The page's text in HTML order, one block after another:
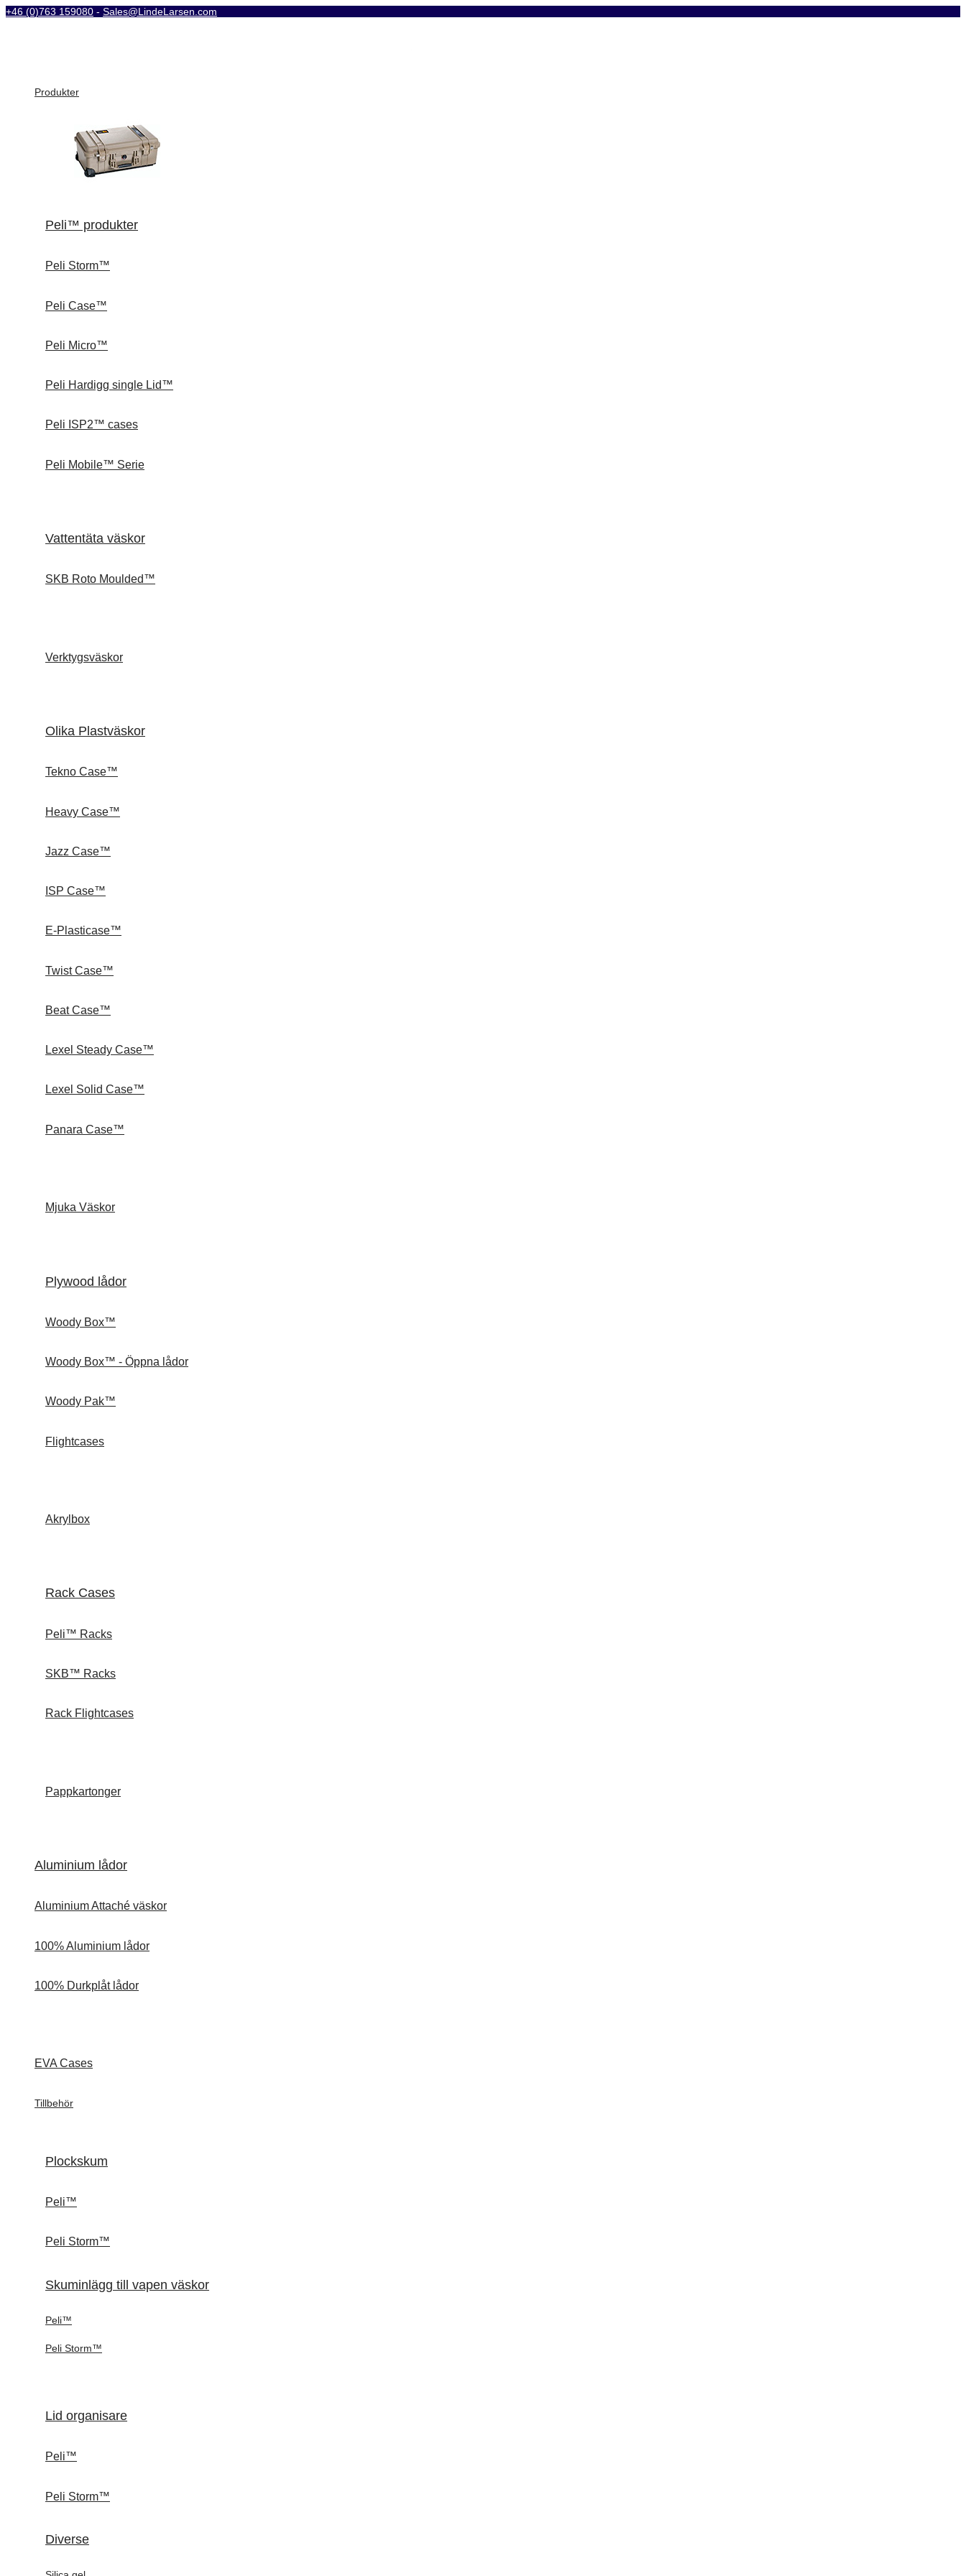
+46 (0)763 159080 - Sales@LindeLarsen.com
Produkter
Peli™ produkter
Peli Storm™
Peli Case™
Peli Micro™
Peli Hardigg single Lid™
Peli ISP2™ cases
Peli Mobile™ Serie
Vattentäta väskor
SKB Roto Moulded™
Verktygsväskor
Olika Plastväskor
Tekno Case™
Heavy Case™
Jazz Case™
ISP Case™
E-Plasticase™
Twist Case™
Beat Case™
Lexel Steady Case™
Lexel Solid Case™
Panara Case™
Mjuka Väskor
Plywood lådor
Woody Box™
Woody Box™ - Öppna lådor
Woody Pak™
Flightcases
Akrylbox
Rack Cases
Peli™ Racks
SKB™ Racks
Rack Flightcases
Pappkartonger
Aluminium lådor
Aluminium Attaché väskor
100% Aluminium lådor
100% Durkplåt lådor
EVA Cases
Tillbehör
Plockskum
Peli™
Peli Storm™
Skuminlägg till vapen väskor
Peli™
Peli Storm™
Lid organisare
Peli™
Peli Storm™
Diverse